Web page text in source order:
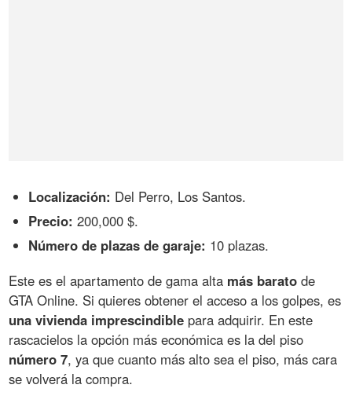
Localización: Del Perro, Los Santos.
Precio: 200,000 $.
Número de plazas de garaje: 10 plazas.
Este es el apartamento de gama alta más barato de
GTA Online. Si quieres obtener el acceso a los golpes, es
una vivienda imprescindible para adquirir. En este
rascacielos la opción más económica es la del piso
número 7, ya que cuanto más alto sea el piso, más cara
se volverá la compra.